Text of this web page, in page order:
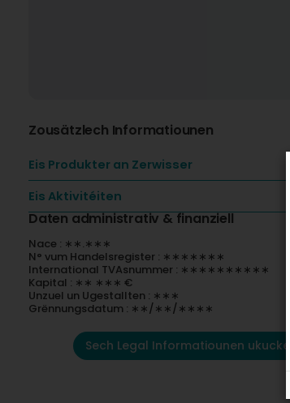
Zousätzlech Informatiounen
Eis Produkter an Zerwisser
Eis Aktivitéiten
Daten administrativ & finanziell
Nace : ∗∗.∗∗∗
N° vum Handelsregister : ∗∗∗∗∗∗∗
International TVAsnummer : ∗∗∗∗∗∗∗∗∗∗
Kapital : ∗∗ ∗∗∗ €
Unzuel un Ugestallten : ∗∗∗
Grënnungsdatum : ∗∗/∗∗/∗∗∗∗
Sech Legal Informatiounen ukucken